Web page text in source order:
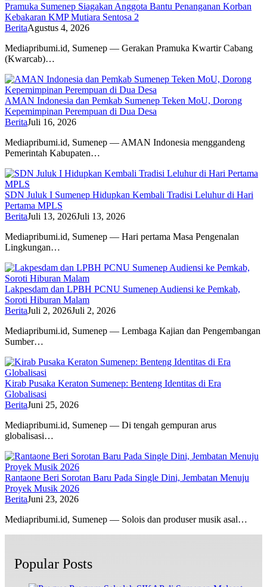
Pramuka Sumenep Siagakan Anggota Bantu Penanganan Korban
Kebakaran KMP Mutiara Sentosa 2
BeritaAgustus 4, 2026
Mediapribumi.id, Sumenep — Gerakan Pramuka Kwartir Cabang
(Kwarcab)…
AMAN Indonesia dan Pemkab Sumenep Teken MoU, Dorong
Kepemimpinan Perempuan di Dua Desa
BeritaJuli 16, 2026
Mediapribumi.id, Sumenep — AMAN Indonesia menggandeng
Pemerintah Kabupaten…
SDN Juluk I Sumenep Hidupkan Kembali Tradisi Leluhur di Hari
Pertama MPLS
BeritaJuli 13, 2026Juli 13, 2026
Mediapribumi.id, Sumenep — Hari pertama Masa Pengenalan
Lingkungan…
Lakpesdam dan LPBH PCNU Sumenep Audiensi ke Pemkab,
Soroti Hiburan Malam
BeritaJuli 2, 2026Juli 2, 2026
Mediapribumi.id, Sumenep — Lembaga Kajian dan Pengembangan
Sumber…
Kirab Pusaka Keraton Sumenep: Benteng Identitas di Era
Globalisasi
BeritaJuni 25, 2026
Mediapribumi.id, Sumenep — Di tengah gempuran arus
globalisasi…
Rantaone Beri Sorotan Baru Pada Single Dini, Jembatan Menuju
Proyek Musik 2026
BeritaJuni 23, 2026
Mediapribumi.id, Sumenep — Solois dan produser musik asal…
Popular Posts